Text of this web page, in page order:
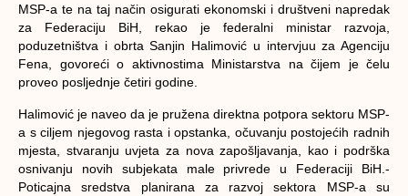
MSP-a te na taj način osigurati ekonomski i društveni napredak
za Federaciju BiH, rekao je federalni ministar razvoja,
poduzetništva i obrta Sanjin Halimović u intervjuu za Agenciju
Fena, govoreći o aktivnostima Ministarstva na čijem je čelu
proveo posljednje četiri godine.
Halimović je naveo da je pružena direktna potpora sektoru MSP-
a s ciljem njegovog rasta i opstanka, očuvanju postojećih radnih
mjesta, stvaranju uvjeta za nova zapošljavanja, kao i podrška
osnivanju novih subjekata male privrede u Federaciji BiH.-
Poticajna sredstva planirana za razvoj sektora MSP-a su